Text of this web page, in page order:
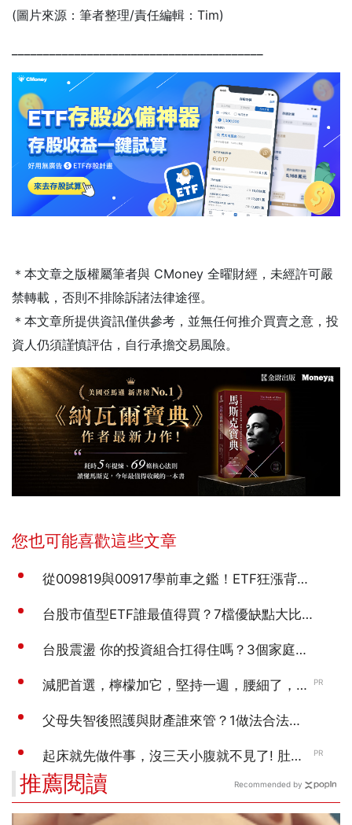
(圖片來源：筆者整理/責任編輯：Tim)
＊本文章之版權屬筆者與 CMoney 全曜財經，未經許可嚴
禁轉載，否則不排除訴諸法律途徑。
＊本文章所提供資訊僅供參考，並無任何推介買賣之意，投
資人仍須謹慎評估，自行承擔交易風險。
推薦閱讀 Recommended by